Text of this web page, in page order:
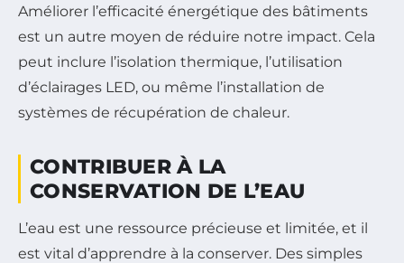
Améliorer l’efficacité énergétique des bâtiments
est un autre moyen de réduire notre impact. Cela
peut inclure l’isolation thermique, l’utilisation
d’éclairages LED, ou même l’installation de
systèmes de récupération de chaleur.
CONTRIBUER À LA
CONSERVATION DE L’EAU
L’eau est une ressource précieuse et limitée, et il
est vital d’apprendre à la conserver. Des simples